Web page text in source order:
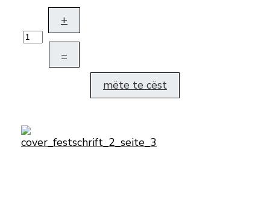
+
–
mëte te cëst